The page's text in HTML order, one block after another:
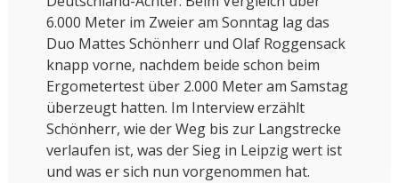
6.000 Meter im Zweier am Sonntag lag das
Duo Mattes Schönherr und Olaf Roggensack
knapp vorne, nachdem beide schon beim
Ergometertest über 2.000 Meter am Samstag
überzeugt hatten. Im Interview erzählt
Schönherr, wie der Weg bis zur Langstrecke
verlaufen ist, was der Sieg in Leipzig wert ist
und was er sich nun vorgenommen hat.